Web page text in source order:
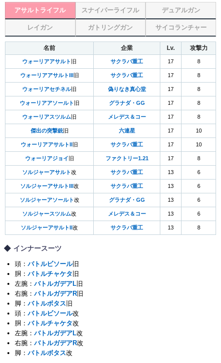
アサルトライフル スナイパーライフル デュアルガン
レイガン ガトリングガン サイコランチャー
名前 企業 Lv. 攻撃力
ウォーリアアサルト 旧 サクラバ重工 17 8
ウォーリアアサルトIII 旧 サクラバ重工 17 8
ウォーリアセチネル旧 偽りなき真心堂 17 8
ウォーリアアソールト 旧 グラナダ・GG 17 8
ウォーリアスツルム 旧 メレデス＆コー 17 8
傑出の突撃銃旧 六連星 17 10
ウォーリアアサルトII 旧 サクラバ重工 17 10
ウォーリアジョイ 旧 ファクトリー1.21 17 8
ソルジャーアサルト改 サクラバ重工 13 6
ソルジャーアサルトIII 改 サクラバ重工 13 6
ソルジャーアソールト改 グラナダ・GG 13 6
ソルジャースツルム改 メレデス＆コー 13 6
ソルジャーアサルトII 改 サクラバ重工 13 8
インナースーツ
頭： バトルビソール旧
胴： バトルチャケタ 旧
左腕： バトルガデアL 旧
右腕： バトルガデアR 旧
脚： バトルボタス 旧
頭： バトルビソール改
胴： バトルチャケタ改
左腕： バトルガデアL改
右腕： バトルガデアR改
脚： バトルボタス改